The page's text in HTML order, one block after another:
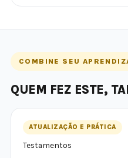
COMBINE SEU
QUEM FEZ ESTE,
ATUALIZAÇÃO E PRÁTICA
Testamentos